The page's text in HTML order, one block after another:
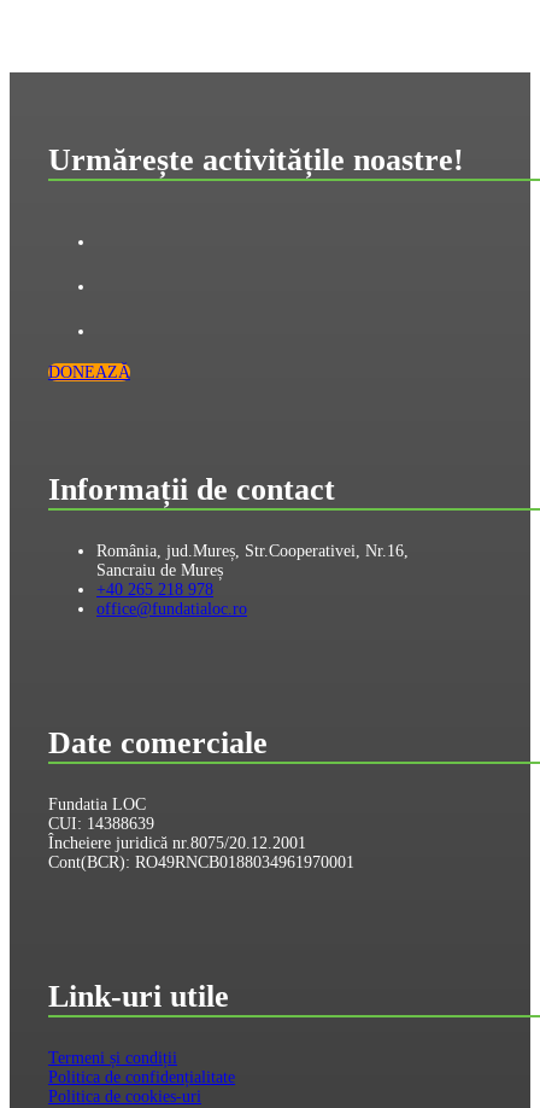
Informații de contact
România, jud.Mureș, Str.Cooperativei, Nr.16,
Sancraiu de Mureș
+40 265 218 978
office@fundatialoc.ro
Urmărește activitățile noastre!
DONEAZĂ
Date comerciale
Fundatia LOC
CUI: 14388639
Încheiere juridică nr.8075/20.12.2001
Cont(BCR): RO49RNCB0188034961970001
Link-uri utile
Termeni și condiții
Politica de confidențialitate
Politica de cookies-uri